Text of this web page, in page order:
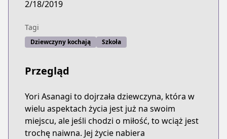
2/18/2019
Tagi
Dziewczyny kochają Szkoła
Przegląd
Yori Asanagi to dojrzała dziewczyna, która w
wielu aspektach życia jest już na swoim
miejscu, ale jeśli chodzi o miłość, to wciąż jest
trochę naiwna. Jej życie nabiera